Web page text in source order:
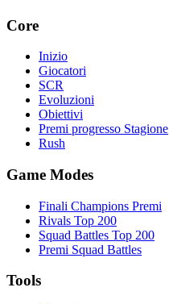
Core
Inizio
Giocatori
SCR
Evoluzioni
Obiettivi
Premi progresso Stagione
Rush
Game Modes
Finali Champions Premi
Rivals Top 200
Squad Battles Top 200
Premi Squad Battles
Tools